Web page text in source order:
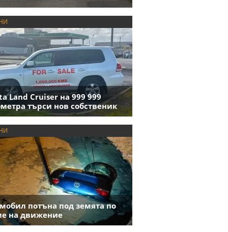
Land Cruiser на 999 999
търси нов собственик
потъна под земята по
на движение